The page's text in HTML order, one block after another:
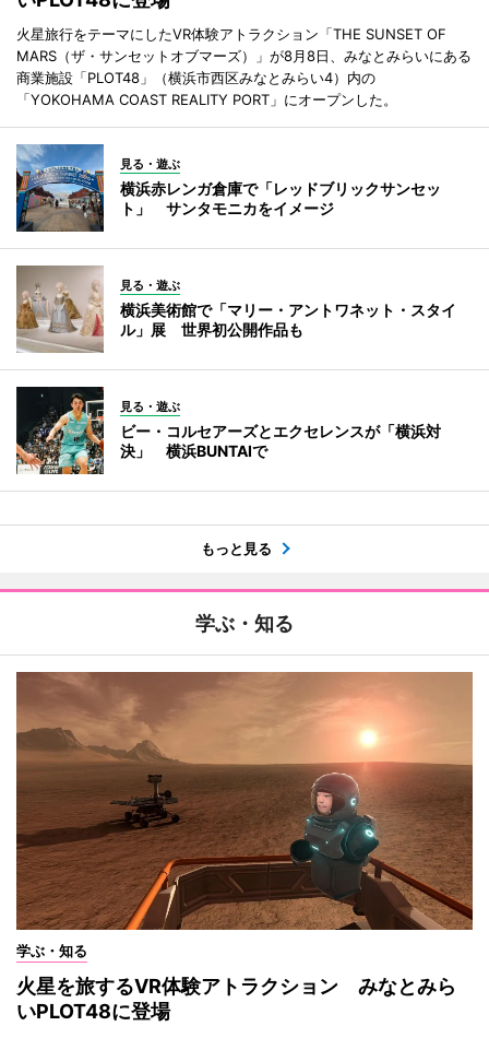
火星旅行をテーマにしたVR体験アトラクション「THE SUNSET OF
MARS（ザ・サンセットオブマーズ）」が8月8日、みなとみらいにある
商業施設「PLOT48」（横浜市西区みなとみらい4）内の
「YOKOHAMA COAST REALITY PORT」にオープンした。
見る・遊ぶ
横浜赤レンガ倉庫で「レッドブリックサンセッ
ト」 サンタモニカをイメージ
見る・遊ぶ
横浜美術館で「マリー・アントワネット・スタイ
ル」展 世界初公開作品も
見る・遊ぶ
ビー・コルセアーズとエクセレンスが「横浜対
決」 横浜BUNTAIで
もっと見る
学ぶ・知る
学ぶ・知る
火星を旅するVR体験アトラクション みなとみら
いPLOT48に登場